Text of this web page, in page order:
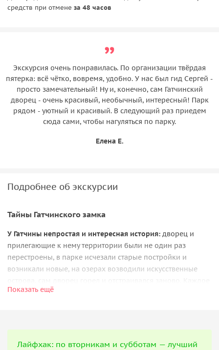
средств при отмене за 48 часов
Экскурсия очень понравилась. По организации твёрдая
пятерка: всё чётко, вовремя, удобно. У нас был гид Сергей -
просто замечательный! Ну и, конечно, сам Гатчинский
дворец - очень красивый, необычный, интересный! Парк
рядом - уютный и красивый. В следующий раз приедем
сюда сами, чтобы нагуляться по парку.
Елена Е.
Подробнее об экскурсии
Тайны Гатчинского замка
У Гатчины непростая и интересная история: дворец и
прилегающие к нему территории были не один раз
перестроены, в парке исчезали старые постройки и
возникали новые, на озерах возводили искусственные
место во дворце и парке имеет свою историю, связанную
Показать ещё
Лайфхак: по вторникам и субботам — лучший